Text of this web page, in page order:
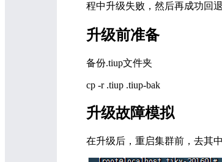
程中升级失败，然后再成功回
升级前准备
备份.tiup文件夹
cp -r .tiup .tiup-bak
升级故障模拟
在升级后，重启集群前，去其